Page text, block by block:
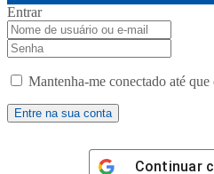
Entrar
Mantenha-me conectado até que
Continuar